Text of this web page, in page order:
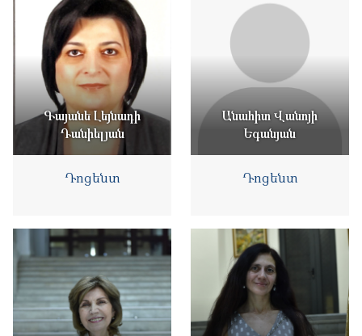
Գայանե Լեյնադի
Դանիելյան
Դոցենտ
Անահիտ Վանոյի
Եգանյան
Դոցենտ